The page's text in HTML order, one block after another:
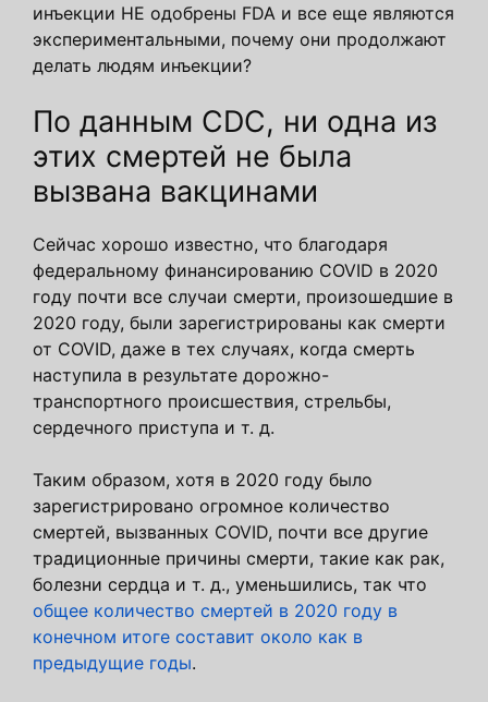
инъекции НЕ одобрены FDA и все еще являются
экспериментальными, почему они продолжают
делать людям инъекции?
По данным CDC, ни одна из
этих смертей не была
вызвана вакцинами
Сейчас хорошо известно, что благодаря
федеральному финансированию COVID в 2020
году почти все случаи смерти, произошедшие в
2020 году, были зарегистрированы как смерти
от COVID, даже в тех случаях, когда смерть
наступила в результате дорожно-
транспортного происшествия, стрельбы,
сердечного приступа и т. д.
Таким образом, хотя в 2020 году было
зарегистрировано огромное количество
смертей, вызванных COVID, почти все другие
традиционные причины смерти, такие как рак,
болезни сердца и т. д., уменьшились, так что
общее количество смертей в 2020 году в
конечном итоге составит около как в
предыдущие годы.